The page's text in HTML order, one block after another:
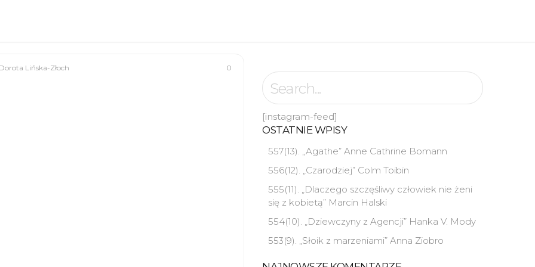
0
Lińska-Złoch
[instagram-feed]
OSTATNIE WPISY
557(13). „Agathe” Anne Cathrine Bomann
556(12). „Czarodziej” Colm Toibin
555(11). „Dlaczego szczęśliwy człowiek nie żeni
się z kobietą” Marcin Halski
554(10). „Dziewczyny z Agencji” Hanka V. Mody
553(9). „Słoik z marzeniami” Anna Ziobro